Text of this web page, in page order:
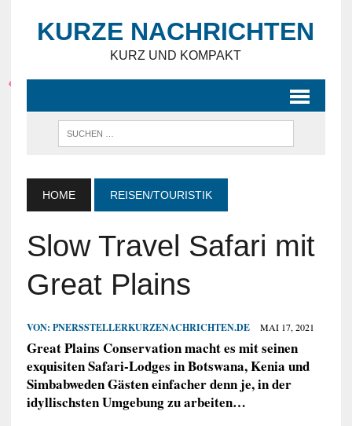
KURZE NACHRICHTEN
KURZ UND KOMPAKT
HOME REISEN/TOURISTIK
Slow Travel Safari mit
Great Plains
VON: PNERSSTELLERKURZENACHRICHTEN.DE MAI 17, 2021
Great Plains Conservation macht es mit seinen
exquisiten Safari-Lodges in Botswana, Kenia und
Simbabweden Gästen einfacher denn je, in der
idyllischsten Umgebung zu arbeiten…